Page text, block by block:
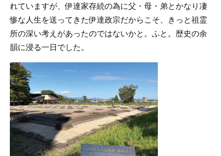
れていますが、伊達家存続の為に父・母・弟とかなり凄
惨な人生を送ってきた伊達政宗だからこそ、きっと祖霊
所の深い考えがあったのではないかと。ふと。歴史の余
韻に浸る一日でした。